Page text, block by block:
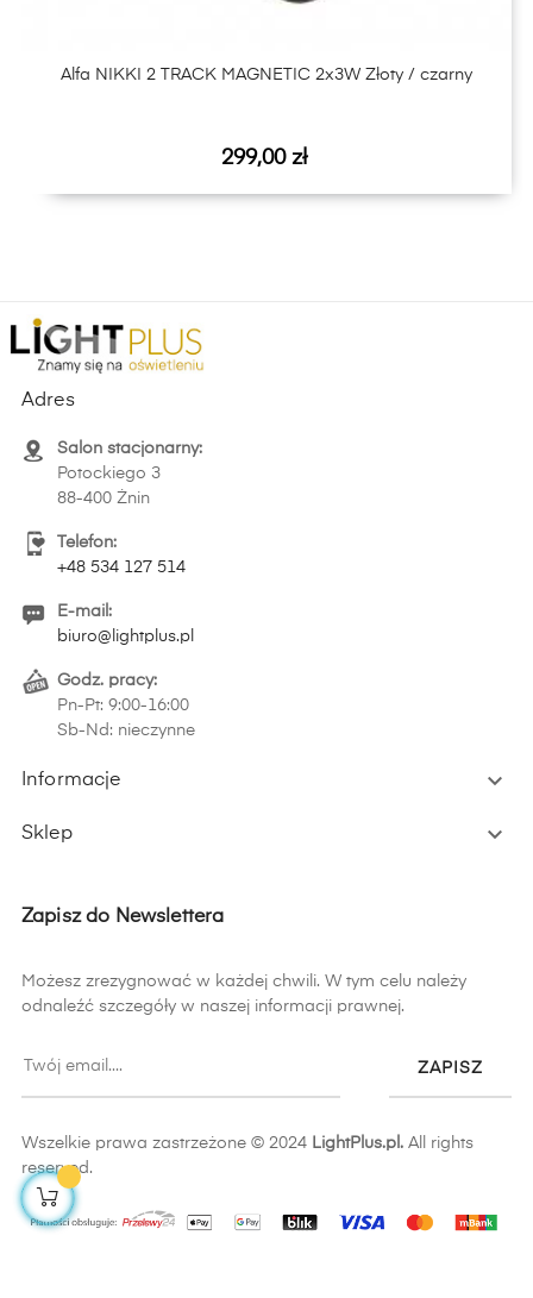
Alfa NIKKI 2 TRACK MAGNETIC 2x3W Złoty / czarny
Cena
299,00 zł
Adres
Salon stacjonarny:
Potockiego 3
88-400 Żnin
Telefon:
+48 534 127 514
E-mail:
biuro@lightplus.pl
Godz. pracy:
Pn-Pt: 9:00-16:00
Sb-Nd: nieczynne
Informacje 
Sklep 
Zapisz do Newslettera
Możesz zrezygnować w każdej chwili. W tym celu należy
odnaleźć szczegóły w naszej informacji prawnej.
ZAPISZ
Wszelkie prawa zastrzeżone © 2024 LightPlus.pl. All rights
reserved.